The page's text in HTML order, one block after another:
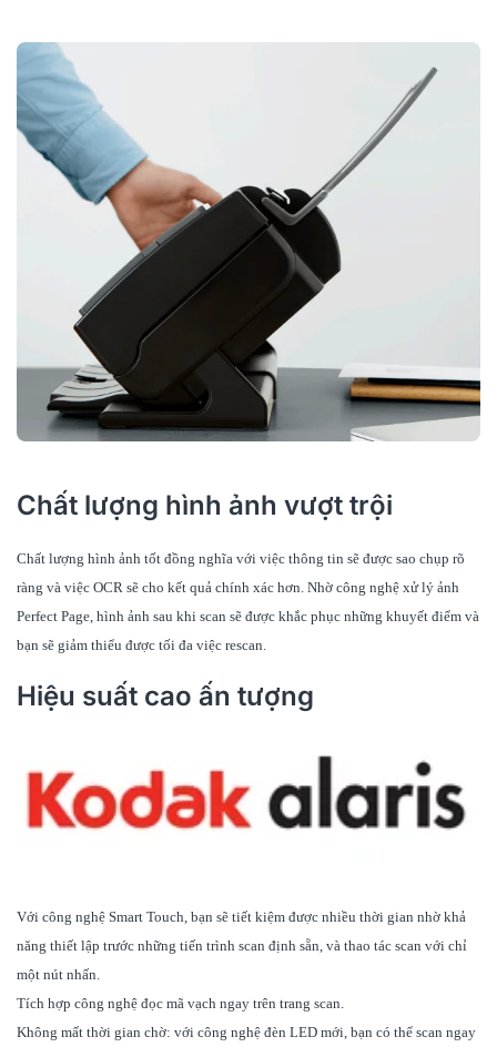
Chất lượng hình ảnh vượt trội
Chất lượng hình ảnh tốt đồng nghĩa với việc thông tin sẽ được sao chụp rõ
ràng và việc OCR sẽ cho kết quả chính xác hơn. Nhờ công nghệ xử lý ảnh
Perfect Page, hình ảnh sau khi scan sẽ được khắc phục những khuyết điểm và
bạn sẽ giảm thiểu được tối đa việc rescan.
Hiệu suất cao ấn tượng
Với công nghệ Smart Touch, bạn sẽ tiết kiệm được nhiều thời gian nhờ khả
năng thiết lập trước những tiến trình scan định sẵn, và thao tác scan với chỉ
một nút nhấn.
Tích hợp công nghệ đọc mã vạch ngay trên trang scan.
Không mất thời gian chờ: với công nghệ đèn LED mới, bạn có thể scan ngay